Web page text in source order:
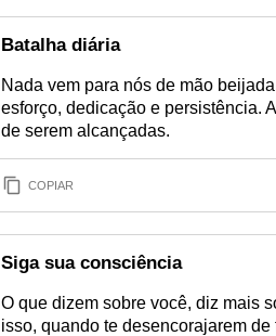
Batalha diária
Nada vem para nós de mão
esforço, dedicação e persistência.
de serem alcançadas.
COPIAR
Siga sua consciência
O que dizem sobre você, diz mais
isso, quando te desencorajarem